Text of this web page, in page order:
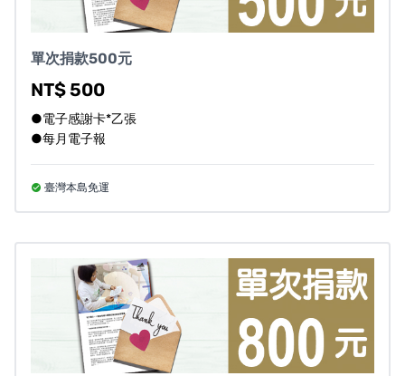
營業人名稱：財團法人基督徒救世會社會福利事業基金會
統一編號：01019978
對計畫還有其他疑問嗎？請見
認為此專案有違規或不適合嘖嘖使用者的地方嗎？請
填寫表單協助我們檢查。
單次捐款500元
NT$ 500
●電子感謝卡*乙張
●每月電子報
臺灣本島免運